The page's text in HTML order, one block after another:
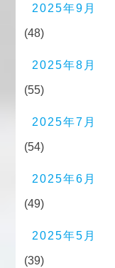
2025年9月
(48)
2025年8月
(55)
2025年7月
(54)
2025年6月
(49)
2025年5月
(39)